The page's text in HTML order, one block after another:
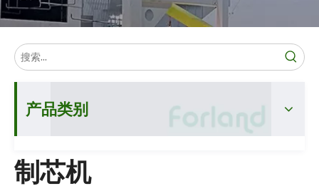
产品类别
制芯机